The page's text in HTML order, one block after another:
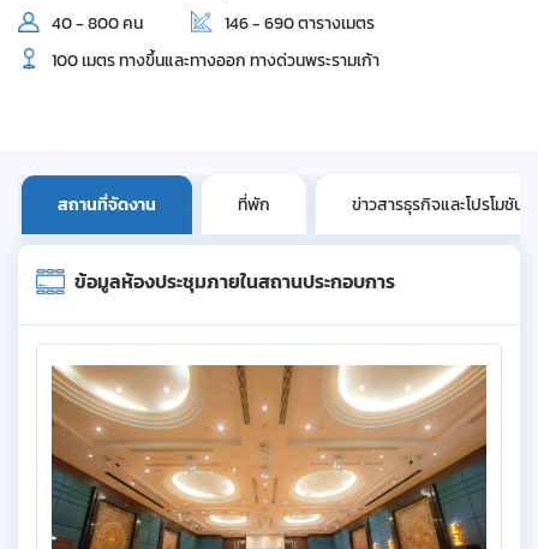
40 - 800 คน
146 - 690 ตารางเมตร
100 เมตร ทางขึ้นและทางออก ทางด่วนพระรามเก้า
สถานที่จัดงาน ที่พัก ข่าวสารธุรกิจและโปรโมชัน
ข้อมูลห้องประชุมภายในสถานประกอบการ